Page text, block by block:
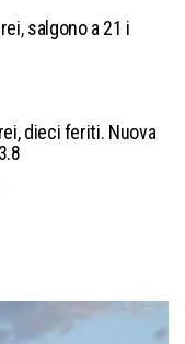
salgono a 21 i
dieci feriti. Nuova